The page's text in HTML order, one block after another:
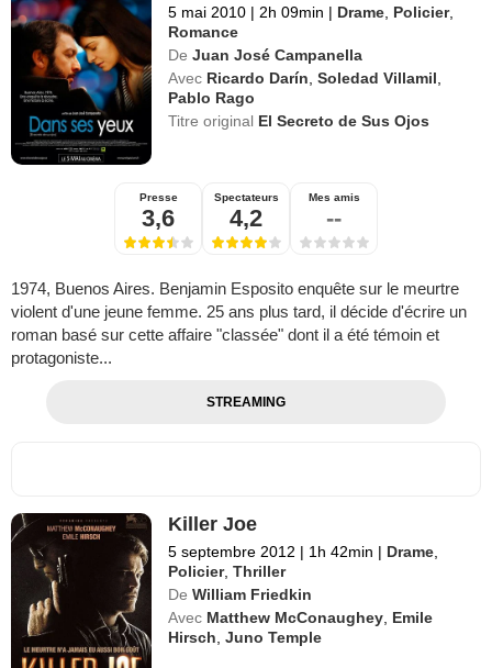
5 mai 2010 | 2h 09min | Drame, Policier,
Romance
De Juan José Campanella
Avec Ricardo Darín,Soledad Villamil,
Pablo Rago
Titre original El Secreto de Sus Ojos
Presse
3,6
Spectateurs
4,2
Mes amis
--
1974, Buenos Aires. Benjamin Esposito enquête sur le meurtre
violent d'une jeune femme. 25 ans plus tard, il décide d'écrire un
roman basé sur cette affaire "classée" dont il a été témoin et
protagoniste...
STREAMING
Killer Joe
5 septembre 2012 | 1h 42min | Drame,
Policier,Thriller
De William Friedkin
Avec Matthew McConaughey, Emile
Hirsch,Juno Temple